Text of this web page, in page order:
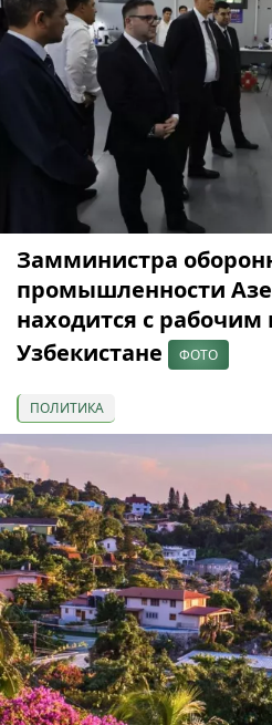
Замминистра
промышленности
находится с
Узбекистане
ФОТО
ПОЛИТИКА